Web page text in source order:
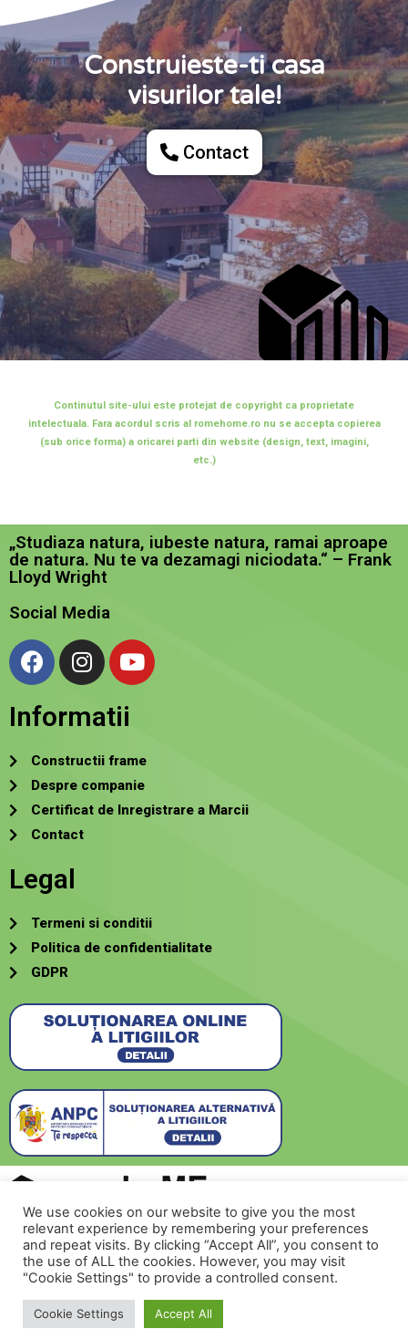
Construieste-ti casa
visurilor tale!
Contact
Continutul site-ului este protejat de copyright ca proprietate
intelectuala. Fara acordul scris al romehome.ro nu se accepta copierea
(sub orice forma) a oricarei parti din website (design, text, imagini,
etc.)
„Studiaza natura, iubeste natura, ramai aproape
de natura. Nu te va dezamagi niciodata.“ – Frank
Lloyd Wright
Social Media
Informatii
Constructii frame
Despre companie
Certificat de Inregistrare a Marcii
Contact
Legal
Termeni si conditii
Politica de confidentialitate
GDPR
Creat deSecurMeNow
© 2022 romehome.ro
We use cookies on our website to give you the most
relevant experience by remembering your preferences
and repeat visits. By clicking “Accept All”, you consent to
the use of ALL the cookies. However, you may visit
"Cookie Settings" to provide a controlled consent.
Cookie Settings Accept All